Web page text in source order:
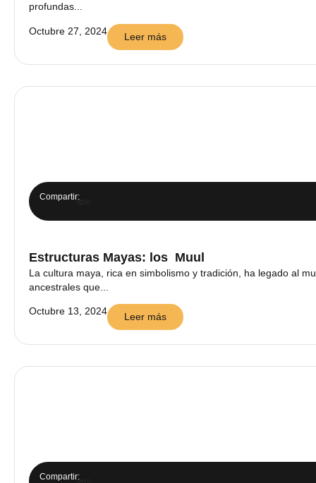
profundas...
Octubre 27, 2024 Leer más
Compartir:
Estructuras Mayas: los Muul
La cultura maya, rica en simbolismo y tradición, ha legado al
ancestrales que...
Octubre 13, 2024 Leer más
Compartir: